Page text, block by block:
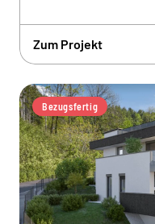
Zum Projekt
Bezugsfertig